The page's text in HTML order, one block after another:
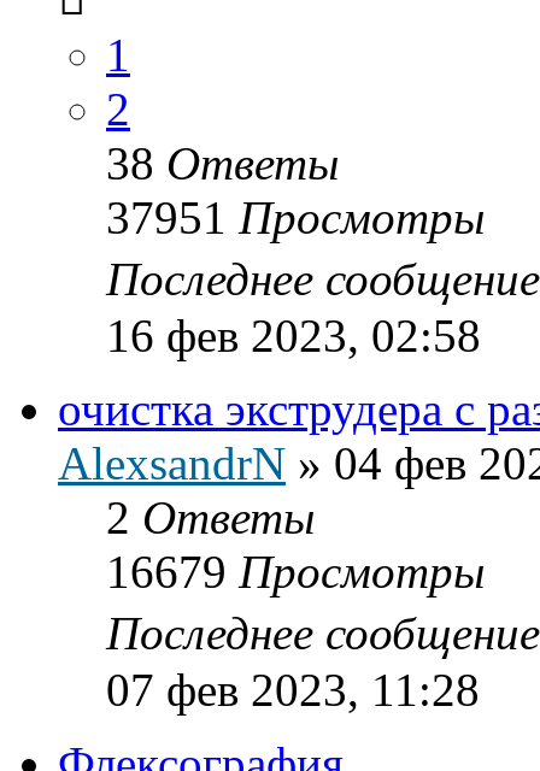
1
2
38 Ответы
37951 Просмотры
Последнее
16 фев 2023, 02:58
очистка экструдера с
AlexsandrN » 04 фев
2 Ответы
16679 Просмотры
Последнее
07 фев 2023, 11:28